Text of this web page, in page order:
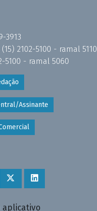
3913
(15) 2102-5100 - ramal 5110
5100 - ramal 5060
Assinante
aplicativo